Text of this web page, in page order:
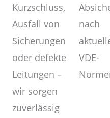
Kurzschluss,
Ausfall von
Sicherungen
oder defekte
Leitungen –
wir sorgen
zuverlässig
nach
VDE-